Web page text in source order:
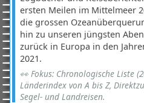
ersten Meilen im Mittelmeer
die grossen
hin zu unseren jüngsten
zurück in Europa in den
2021.
👀 Fokus: Chronologische Liste
Länderindex von A bis Z,
Segel- und Landreisen.